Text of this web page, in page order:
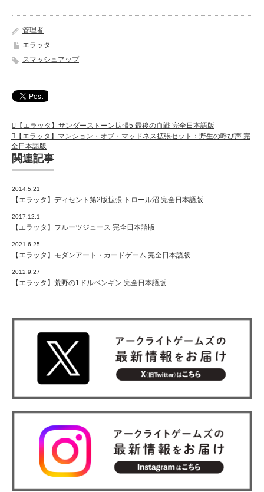
管理者
エラッタ
スマッシュアップ
【エラッタ】サンダーストーン拡張5 最後の血戦 完全日本語版
【エラッタ】マンション・オブ・マッドネス拡張セット：野生の呼び声 完
全日本語版
関連記事
2014.5.21
【エラッタ】ディセント第2版拡張 トロール沼 完全日本語版
2017.12.1
【エラッタ】フルーツジュース 完全日本語版
2021.6.25
【エラッタ】モダンアート・カードゲーム 完全日本語版
2012.9.27
【エラッタ】荒野の1ドルペンギン 完全日本語版